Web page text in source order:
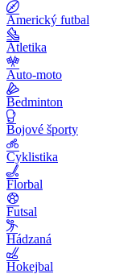
Americký futbal
Atletika
Auto-moto
Bedminton
Bojové športy
Cyklistika
Florbal
Futsal
Hádzaná
Hokejbal